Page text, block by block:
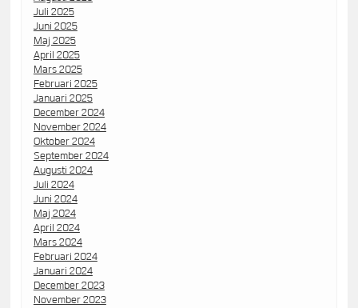
Juli 2025
Juni 2025
Maj 2025
April 2025
Mars 2025
Februari 2025
Januari 2025
December 2024
November 2024
Oktober 2024
September 2024
Augusti 2024
Juli 2024
Juni 2024
Maj 2024
April 2024
Mars 2024
Februari 2024
Januari 2024
December 2023
November 2023